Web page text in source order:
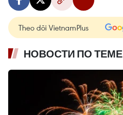
Theo dõi VietnamPlus
НОВОСТИ ПО ТЕМЕ